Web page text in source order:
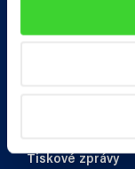
Tiskové zprávy